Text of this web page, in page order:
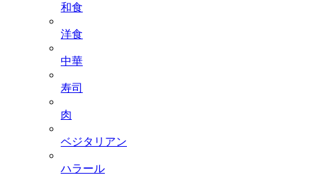
和食
洋食
中華
寿司
肉
ベジタリアン
ハラール